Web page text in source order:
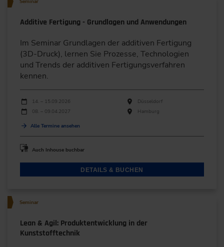
Seminar
Additive Fertigung - Grundlagen und Anwendungen
Im Seminar Grundlagen der additiven Fertigung
(3D-Druck), lernen Sie Prozesse, Technologien
und Trends der additiven Fertigungsverfahren
kennen.
Durchführungen
Veranstaltungsdatum
14. – 15.09.2026
Düsseldorf
08. – 09.04.2027
Hamburg
Alle Termine ansehen
Auch Inhouse buchbar
DETAILS & BUCHEN
Seminar
Lean & Agil: Produktentwicklung in der
Kunststofftechnik